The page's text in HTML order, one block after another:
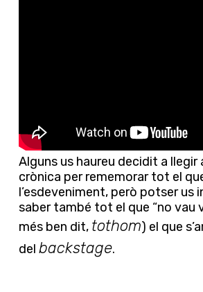
Alguns us haureu decidit a llegir
crònica per rememorar tot el
l’esdeveniment, però potser us
saber també tot el que “no vau
més ben dit, tothom) el que
del backstage.